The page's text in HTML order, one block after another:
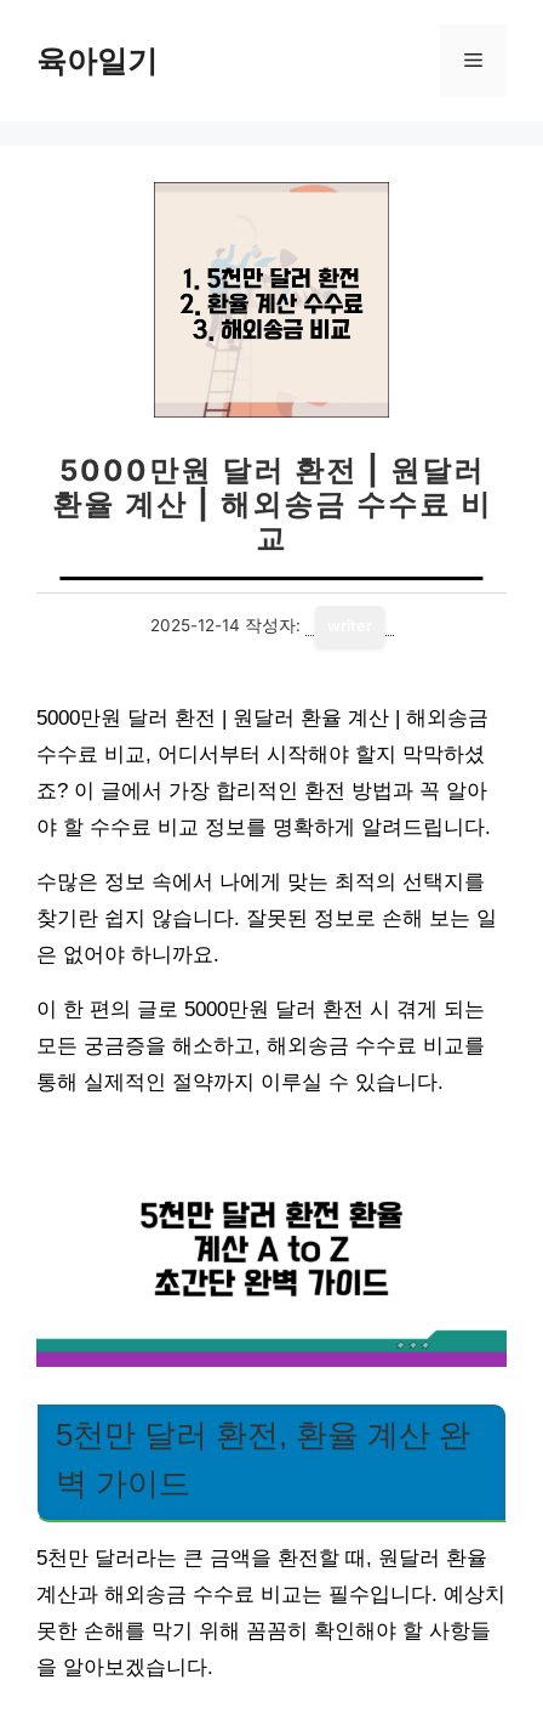
육아일기 메
5000만원 달러 환전 | 원달러
환율 계산 | 해외송금 수수료 비
교
2025-12-14 작성자:
5000만원 달러 환전 | 원달러 환율 계산 | 해외송금
수수료 비교, 어디서부터 시작해야 할지 막막하셨
죠? 이 글에서 가장 합리적인 환전 방법과 꼭 알아
야 할 수수료 비교 정보를 명확하게 알려드립니다.
수많은 정보 속에서 나에게 맞는 최적의 선택지를
찾기란 쉽지 않습니다. 잘못된 정보로 손해 보는 일
은 없어야 하니까요.
이 한 편의 글로 5000만원 달러 환전 시 겪게 되는
모든 궁금증을 해소하고, 해외송금 수수료 비교를
통해 실제적인 절약까지 이루실 수 있습니다.
5천만 달러 환전, 환율 계산 완
벽 가이드
5천만 달러라는 큰 금액을 환전할 때, 원달러 환율
계산과 해외송금 수수료 비교는 필수입니다. 예상치
못한 손해를 막기 위해 꼼꼼히 확인해야 할 사항들
을 알아보겠습니다.